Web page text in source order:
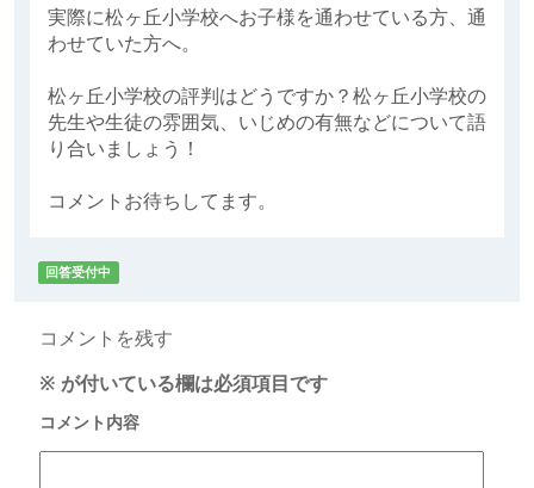
実際に松ヶ丘小学校へお子様を通わせている方、通
わせていた方へ。
松ヶ丘小学校の評判はどうですか？松ヶ丘小学校の
先生や生徒の雰囲気、いじめの有無などについて語
り合いましょう！
コメントお待ちしてます。
回答受付中
コメントを残す
※ が付いている欄は必須項目です